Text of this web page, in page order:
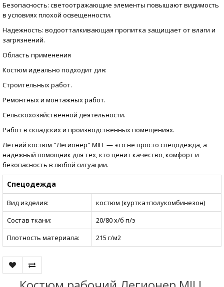
Безопасность: светоотражающие элементы повышают видимость
в условиях плохой освещенности.
Надежность: водоотталкивающая пропитка защищает от влаги и
загрязнений.
Область применения
Костюм идеально подходит для:
Строительных работ.
Ремонтных и монтажных работ.
Сельскохозяйственной деятельности.
Работ в складских и производственных помещениях.
Летний костюм "Легионер" MILL — это не просто спецодежда, а
надежный помощник для тех, кто ценит качество, комфорт и
безопасность в любой ситуации.
Спецодежда
Вид изделия:
костюм (куртка+полукомбинезон)
Состав ткани:
20/80 х/б п/э
Плотность материала:
215 г/м2